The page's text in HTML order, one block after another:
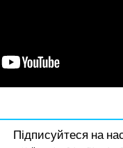
Підписуйтеся на